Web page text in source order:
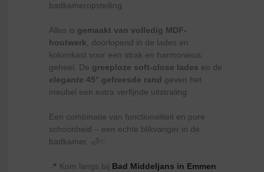
badkameropstelling.
Alles is gemaakt van volledig MDF-
houtwerk , doorlopend in de lades en
kolomkast voor een strak en harmonieus
geheel. De greeploze soft-close lades en de
elegante 45° gefreesde rand geven het
meubel een extra verfijnde uitstraling.
Een combinatie van functionaliteit en pure
schoonheid – een echte blikvanger in de
badkamer. 🛁✨
📍 Kom langs bij Bad Middeljans in Emmen